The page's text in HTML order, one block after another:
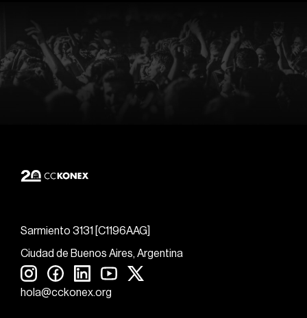
Sarmiento 3131 [C1196AAG]
Ciudad de Buenos Aires, Argentina
hola@cckonex.org